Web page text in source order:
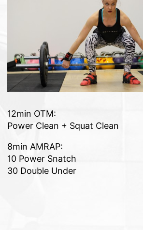
12min OTM:
Power Clean + Squat Clean
8min AMRAP:
10 Power Snatch
30 Double Under